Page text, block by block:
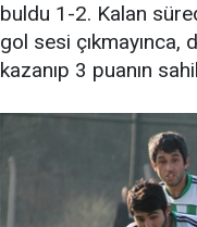
buldu 1-2. Kalan
gol sesi çıkmayınca,
kazanıp 3 puanın